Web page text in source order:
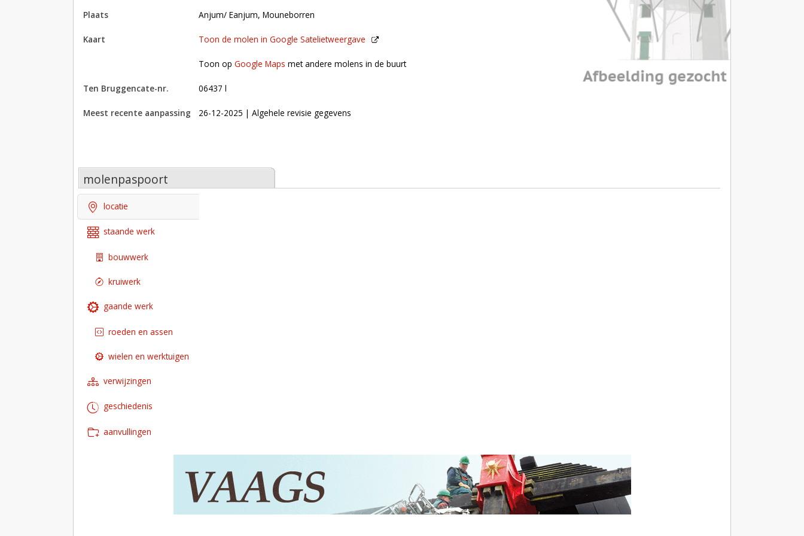
plaats Anjum/ Eanjum, Mouneborren
kaart Toon de molen in Google Satelietweergave
Toon op Google Maps met andere molens in de buurt
Toon op Google Maps met andere molens in de buurt
Ten Bruggencate-nr. 06437 l
Meest recente aanpassing 26-12-2025 | Algehele revisie gegevens
molenpaspoort
locatie
staande werk
bouwwerk
kruiwerk
gaande werk
roeden en assen
wielen en werktuigen
verwijzingen
geschiedenis
aanvullingen